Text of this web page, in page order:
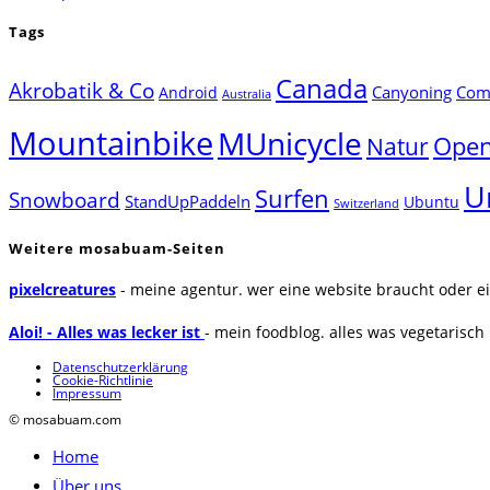
Tags
Akrobatik & Co Android Australia Canada Canyoning
MountainbikeMUnicycle Natur
Snowboard StandUpPaddeln Surfen Switzerland Ubuntu
Weitere mosabuam-Seiten
pixelcreatures - meine agentur. wer eine website braucht oder
Aloi! - Alles was lecker ist - mein foodblog. alles was
Datenschutzerklärung
Cookie-Richtlinie
Impressum
© mosabuam.com
Home
Über uns